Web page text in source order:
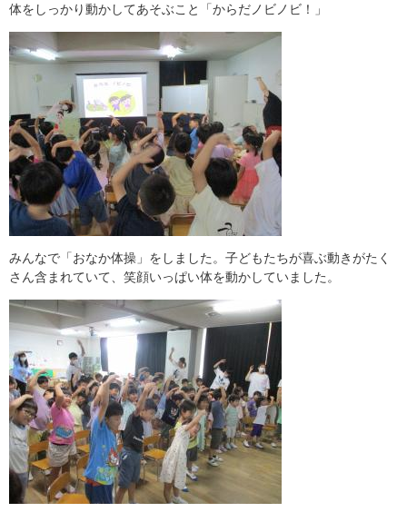
体をしっかり動かしてあそぶこと「からだノビノビ！」
みんなで「おなか体操」をしました。子どもたちが喜ぶ動きがたく
さん含まれていて、笑顔いっぱい体を動かしていました。